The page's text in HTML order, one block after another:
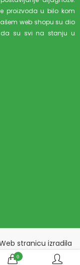
proizvoda u bilo kom
web shopu su dio
su svi na stanju u
stranicu izradila
. 0